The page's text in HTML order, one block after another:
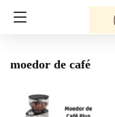
moedor de café